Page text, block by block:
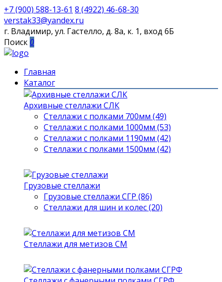
+7 (900) 588-13-61 8 (4922) 46-68-30
verstak33@yandex.ru
г. Владимир, ул. Гастелло, д. 8а, к. 1, вход 6Б
Поиск 0
Главная
Каталог
Архивные стеллажи СЛК
Стеллажи с полками 700мм (49)
Стеллажи с полками 1000мм (53)
Стеллажи с полками 1190мм (42)
Стеллажи с полками 1500мм (42)
Грузовые стеллажи
Грузовые стеллажи СГР (86)
Стеллажи для шин и колес (20)
Стеллажи для метизов СМ